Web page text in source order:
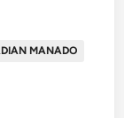
MANADO